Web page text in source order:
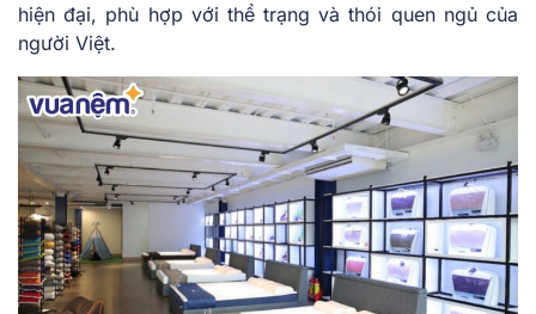
hiện đại, phù hợp với thể trạng và thói quen ngủ của
người Việt.